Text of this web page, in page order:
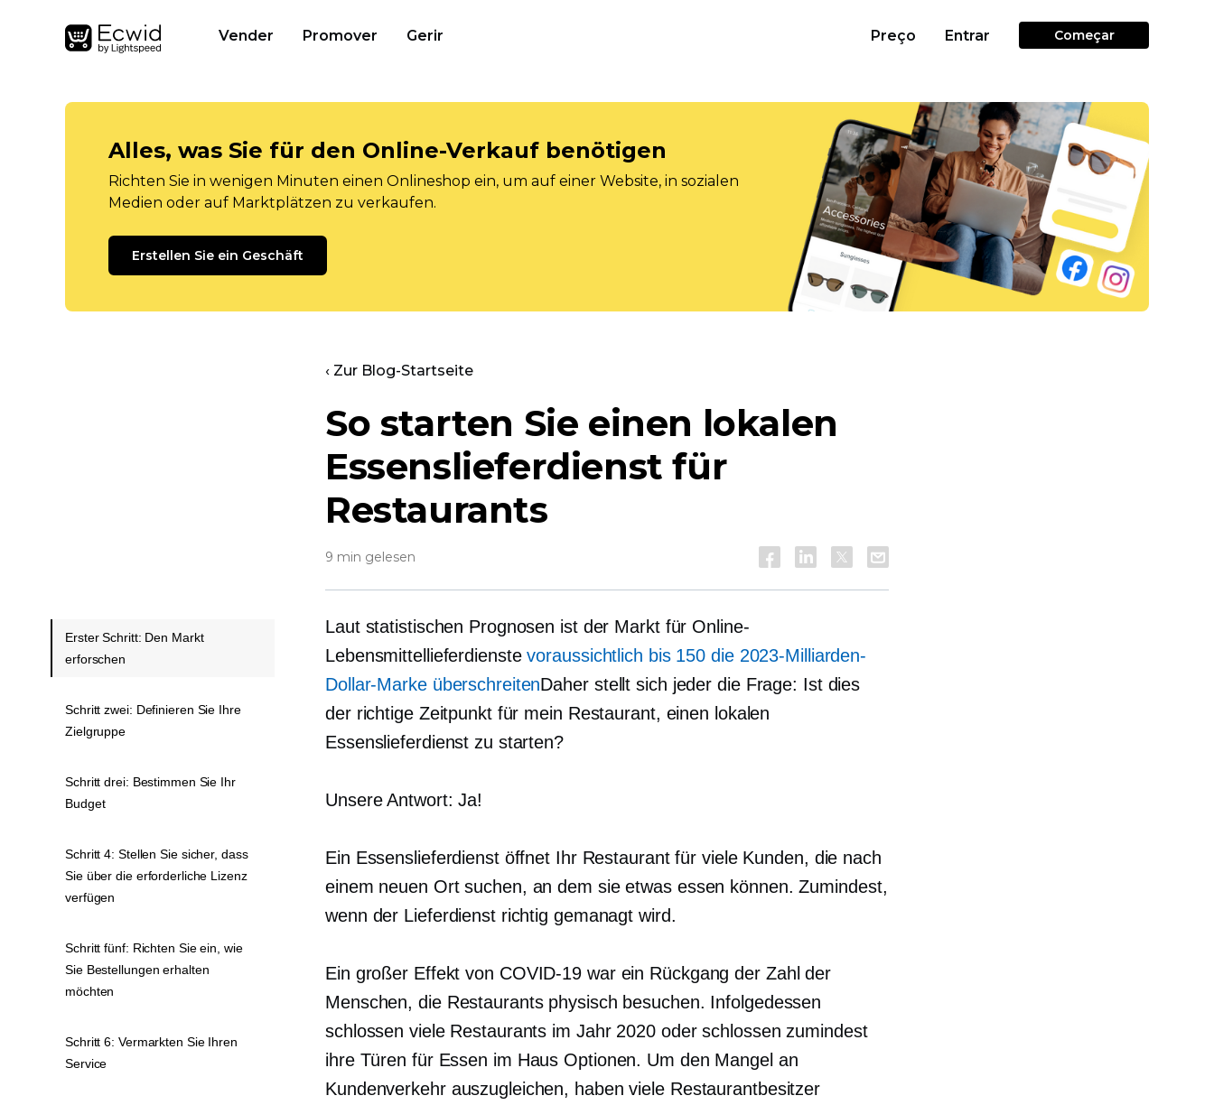
Vender Promover Gerir Preço Entrar Começar
Alles, was Sie für den Online-Verkauf benötigen
Richten Sie in wenigen Minuten einen Onlineshop ein, um auf einer Website, in sozialen
Medien oder auf Marktplätzen zu verkaufen.
Erstellen Sie ein Geschäft
‹ Zur Blog-Startseite
So starten Sie einen lokalen
Essenslieferdienst für
Restaurants
9 min gelesen
Laut statistischen Prognosen ist der Markt für Online-
Lebensmittellieferdienstevoraussichtlich bis 150 die 2023-Milliarden-
Dollar-Marke überschreitenDaher stellt sich jeder die Frage: Ist dies
der richtige Zeitpunkt für mein Restaurant, einen lokalen
Essenslieferdienst zu starten?
Unsere Antwort: Ja!
Ein Essenslieferdienst öffnet Ihr Restaurant für viele Kunden, die nach
einem neuen Ort suchen, an dem sie etwas essen können. Zumindest,
wenn der Lieferdienst richtig gemanagt wird.
Ein großer Effekt von COVID-19 war ein Rückgang der Zahl der
Menschen, die Restaurants physisch besuchen. Infolgedessen
schlossen viele Restaurants im Jahr 2020 oder schlossen zumindest
ihre Türen für Essen im Haus Optionen. Um den Mangel an
Kundenverkehr auszugleichen, haben viele Restaurantbesitzer
Erster Schritt: Den Markt
erforschen
Schritt zwei: Definieren Sie Ihre
Zielgruppe
Schritt drei: Bestimmen Sie Ihr
Budget
Schritt 4: Stellen Sie sicher, dass
Sie über die erforderliche Lizenz
verfügen
Schritt fünf: Richten Sie ein, wie
Sie Bestellungen erhalten
möchten
Schritt 6: Vermarkten Sie Ihren
Service